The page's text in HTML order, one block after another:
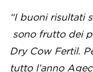
“I buoni risultati
sono frutto dei
Dry Cow Fertil.
tutto l’anno